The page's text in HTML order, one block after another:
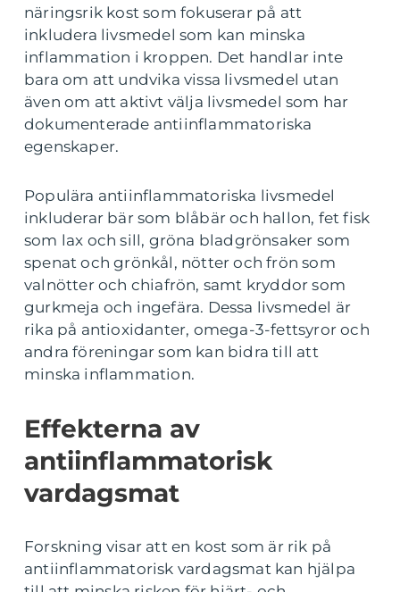
näringsrik kost som fokuserar på att
inkludera livsmedel som kan minska
inflammation i kroppen. Det handlar inte
bara om att undvika vissa livsmedel utan
även om att aktivt välja livsmedel som har
dokumenterade antiinflammatoriska
egenskaper.
Populära antiinflammatoriska livsmedel
inkluderar bär som blåbär och hallon, fet fisk
som lax och sill, gröna bladgrönsaker som
spenat och grönkål, nötter och frön som
valnötter och chiafrön, samt kryddor som
gurkmeja och ingefära. Dessa livsmedel är
rika på antioxidanter, omega-3-fettsyror och
andra föreningar som kan bidra till att
minska inflammation.
Effekterna av
antiinflammatorisk
vardagsmat
Forskning visar att en kost som är rik på
antiinflammatorisk vardagsmat kan hjälpa